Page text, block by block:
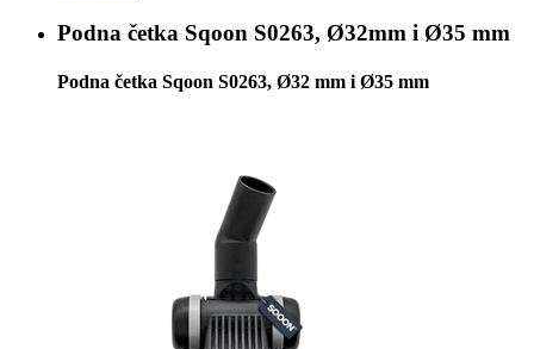
Podna četka Sqoon S0263, Ø32mm i Ø35 mm
Podna četka Sqoon S0263, Ø32 mm i Ø35 mm